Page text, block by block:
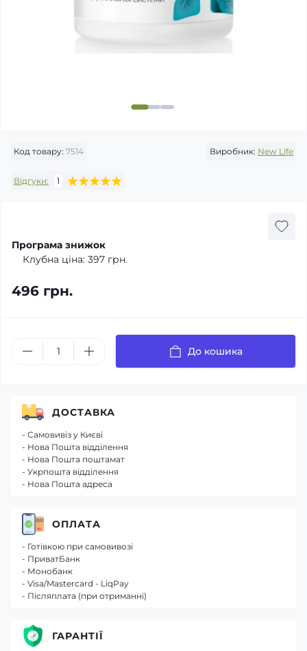
Код товару: 7514 Виробник: New Life
Відгуки: 1
Програма знижок
Клубна ціна: 397 грн.
496 грн.
До кошика
ДОСТАВКА
- Самовивіз у Києві
- Нова Пошта відділення
- Нова Пошта поштамат
- Укрпошта відділення
- Нова Пошта адреса
ОПЛАТА
- Готівкою при самовивозі
- ПриватБанк
- Монобанк
- Visa/Mastercard - LiqPay
- Післяплата (при отриманні)
ГАРАНТІЇ